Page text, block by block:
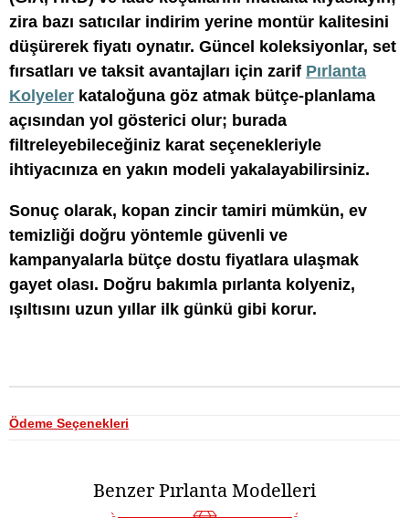
zira bazı satıcılar indirim yerine montür kalitesini
düşürerek fiyatı oynatır. Güncel koleksiyonlar, set
fırsatları ve taksit avantajları için zarif Pırlanta
Kolyeler kataloğuna göz atmak bütçe-planlama
açısından yol gösterici olur; burada
filtreleyebileceğiniz karat seçenekleriyle
ihtiyacınıza en yakın modeli yakalayabilirsiniz.
Sonuç olarak, kopan zincir tamiri mümkün, ev
temizliği doğru yöntemle güvenli ve
kampanyalarla bütçe dostu fiyatlara ulaşmak
gayet olası. Doğru bakımla pırlanta kolyeniz,
ışıltısını uzun yıllar ilk günkü gibi korur.
Ödeme Seçenekleri
Benzer Pırlanta Modelleri